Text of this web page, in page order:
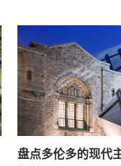
盘点多伦多的现代